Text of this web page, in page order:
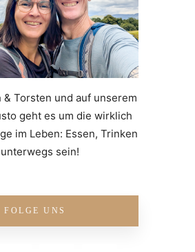
& Torsten und auf unserem
geht es um die wirklich
im Leben: Essen, Trinken
sein!
FOLGE UNS